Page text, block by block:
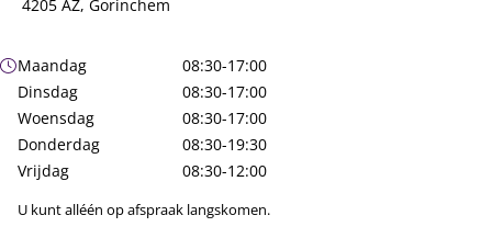
4205 AZ, Gorinchem
Openingstijden
Maandag
08:30-17:00
Dinsdag
08:30-17:00
Woensdag
08:30-17:00
Donderdag
08:30-19:30
Vrijdag
08:30-12:00
U kunt alléén op afspraak langskomen.